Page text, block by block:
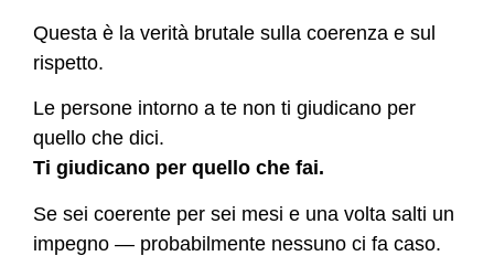
Questa è la verità brutale sulla coerenza e sul
rispetto.
Le persone intorno a te non ti giudicano per
quello che dici.
Ti giudicano per quello che fai.
Se sei coerente per sei mesi e una volta salti un
impegno — probabilmente nessuno ci fa caso.